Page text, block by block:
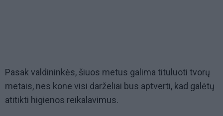
Pasak valdininkės, šiuos metus galima tituluoti tvorų
metais, nes kone visi darželiai bus aptverti, kad galėtų
atitikti higienos reikalavimus.